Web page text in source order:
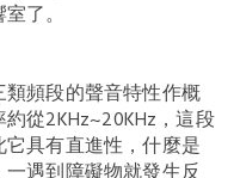
了。
頻段的聲音特性作概
從2KHz~20KHz，這段
具有直進性，什麼是